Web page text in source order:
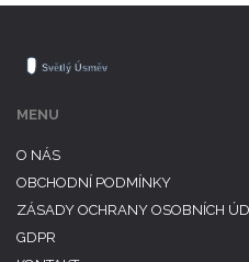
MENU
O NÁS
OBCHODNÍ PODMÍNKY
ZÁSADY OCHRANY OSOBNÍCH
GDPR